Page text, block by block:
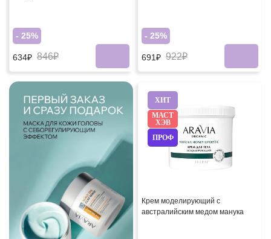
- 25%
634₽ 846₽
- 25%
691₽ 922₽
ХИТ
МАСТ
ХЭВ
ПРОФ
Крем моделирующий с
австралийским медом манука